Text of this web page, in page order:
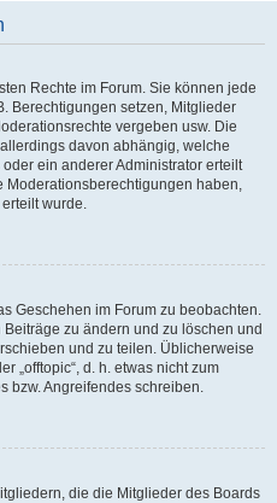
Rechte im Forum. Sie können jede
Berechtigungen setzen, Mitglieder
vergeben usw. Die
davon abhängig, welche
ein anderer Administrator erteilt
Moderationsberechtigungen haben,
wurde.
Geschehen im Forum zu beobachten.
zu ändern und zu löschen und
und zu teilen. Üblicherweise
„offtopic“, d. h. etwas nicht zum
bzw. Angreifendes schreiben.
die die Mitglieder des Boards